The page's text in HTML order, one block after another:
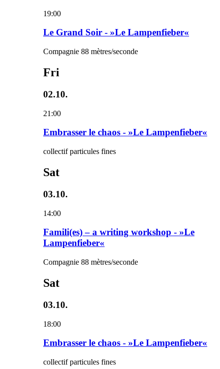
19:00
Le Grand Soir - »Le Lampenfieber«
Compagnie 88 mètres/seconde
Fri
02.10.
21:00
Embrasser le chaos - »Le Lampenfieber«
collectif particules fines
Sat
03.10.
14:00
Famili(es) – a writing workshop - »Le
Lampenfieber«
Compagnie 88 mètres/seconde
Sat
03.10.
18:00
Embrasser le chaos - »Le Lampenfieber«
collectif particules fines